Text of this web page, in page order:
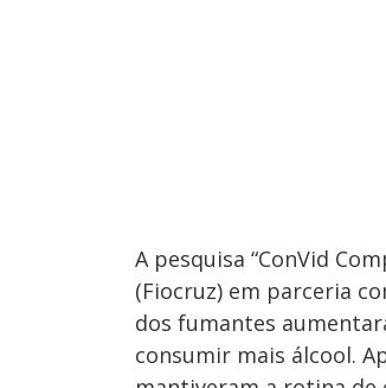
A pesquisa “ConVid
(Fiocruz) em parceria
dos fumantes
consumir mais álcool.